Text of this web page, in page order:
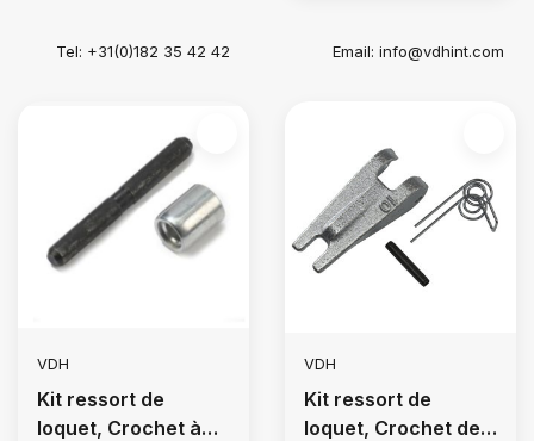
Tel: +31(0)182 35 42 42 Email:info@vdhint.com
VDH
Kit ressort de
loquet, Crochet à
VDH
Kit ressort de
loquet, Crochet de